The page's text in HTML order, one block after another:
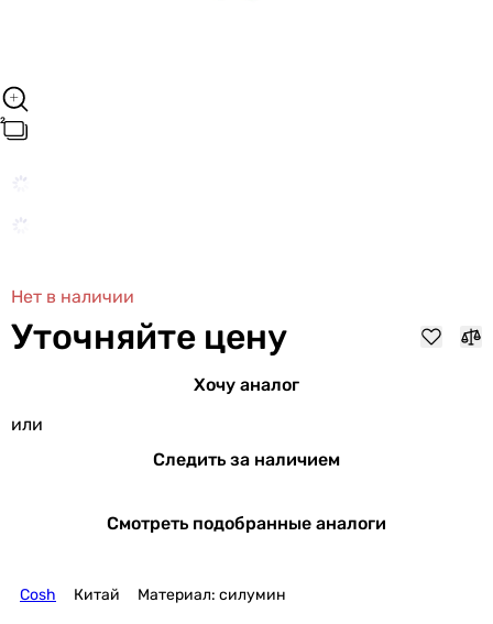
Нет в наличии
Уточняйте цену
Хочу аналог
или
Следить за наличием
Смотреть подобранные аналоги
Cosh Китай Материал: силумин